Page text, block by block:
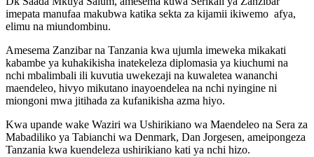
imepata manufaa makubwa katika sekta za kijamii ikiwemo afya,
elimu na miundombinu.
Amesema Zanzibar na Tanzania kwa ujumla imeweka mikakati
kabambe ya kuhakikisha inatekeleza diplomasia ya kiuchumi na
nchi mbalimbali ili kuvutia uwekezaji na kuwaletea wananchi
maendeleo, hivyo mikutano inayoendelea na nchi nyingine ni
miongoni mwa jitihada za kufanikisha azma hiyo.
Kwa upande wake Waziri wa Ushirikiano wa Maendeleo na Sera za
Mabadiliko ya Tabianchi wa Denmark, Dan Jorgesen, ameipongeza
Tanzania kwa kuendeleza ushirikiano kati ya nchi hizo.